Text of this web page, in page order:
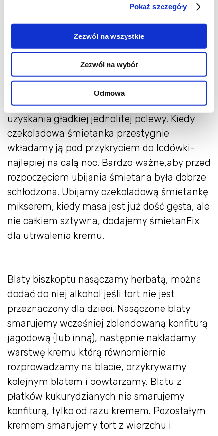
Pokaż szczegóły
Zezwól na wszystkie
Zezwól na wybór
Odmowa
trzeba rozłożyć na 2 etapy. Najpierw
przygotowujemy czekoladowy ganache.
Śmietanę kremówkę zagotowujemy i
zalewamy nią pokrojoną na małe kawałki
czekoladę, odstawiamy na kilka minut pod
przykryciem, potem mieszamy aż do
uzyskania gładkiej jednolitej polewy. Kiedy
czekoladowa śmietanka przestygnie
wkładamy ją pod przykryciem do lodówki-
najlepiej na całą noc. Bardzo ważne,aby przed
rozpoczęciem ubijania śmietana była dobrze
schłodzona. Ubijamy czekoladową śmietankę
mikserem, kiedy masa jest już dość gęsta, ale
nie całkiem sztywna, dodajemy śmietanFix
dla utrwalenia kremu.
Blaty biszkoptu nasączamy herbatą, można
dodać do niej alkohol jeśli tort nie jest
przeznaczony dla dzieci. Nasączone blaty
smarujemy wcześniej zblendowaną konfiturą
jagodową (lub inną), następnie nakładamy
warstwę kremu którą równomiernie
rozprowadzamy na blacie, przykrywamy
kolejnym blatem i powtarzamy. Blatu z
płatków kukurydzianych nie smarujemy
konfiturą, tylko od razu kremem. Pozostałym
kremem smarujemy tort z wierzchu i